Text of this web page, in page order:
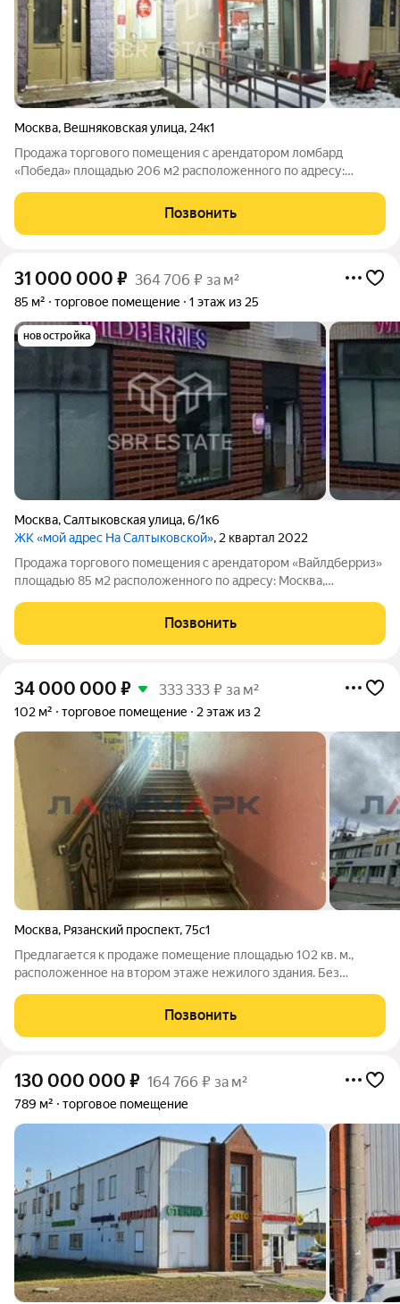
Москва, Вешняковская улица, 24к1
Продажа торгового помещения с арендатором ломбард
«Победа» площадью 206 м2 расположенного по адресу:
Выхино). Помещение располагается на 1-м этаже первой
линии жилого комплекса. В шаговой
Позвонить
31 000 000 ₽ 364 706 ₽ за м²
85 м² торговое помещение 1 этаж из 25
новостройка
Москва,Салтыковская улица,6/1к6
ЖК «мой адрес На Салтыковской», 2 квартал 2022
Продажа торгового помещения с арендатором «Вайлдберриз»
площадью 85 м2 расположенного по адресу: Москва,
(25 минут пешком 6 минут на транспорте от метро Ул.
Дмитриевского). Помещение
Позвонить
34 000 000 ₽ 333 333 ₽ за м²
102 м² торговое помещение 2 этаж из 2
Москва, Рязанский проспект,75с1
Предлагается к продаже помещение площадью 102 кв. м.,
расположенное на втором этаже нежилого здания. Без
проспект. Интенсивный автомобильный и пешеходный трафик.
100 м от станции метро
Позвонить
130 000 000 ₽ 164 766 ₽ за м²
789 м² торговое помещение